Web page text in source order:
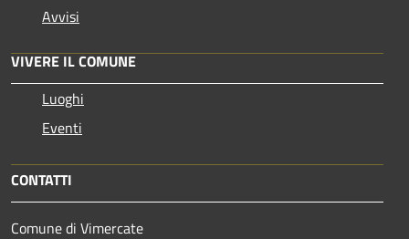
Avvisi
VIVERE IL COMUNE
Luoghi
Eventi
CONTATTI
Comune di Vimercate